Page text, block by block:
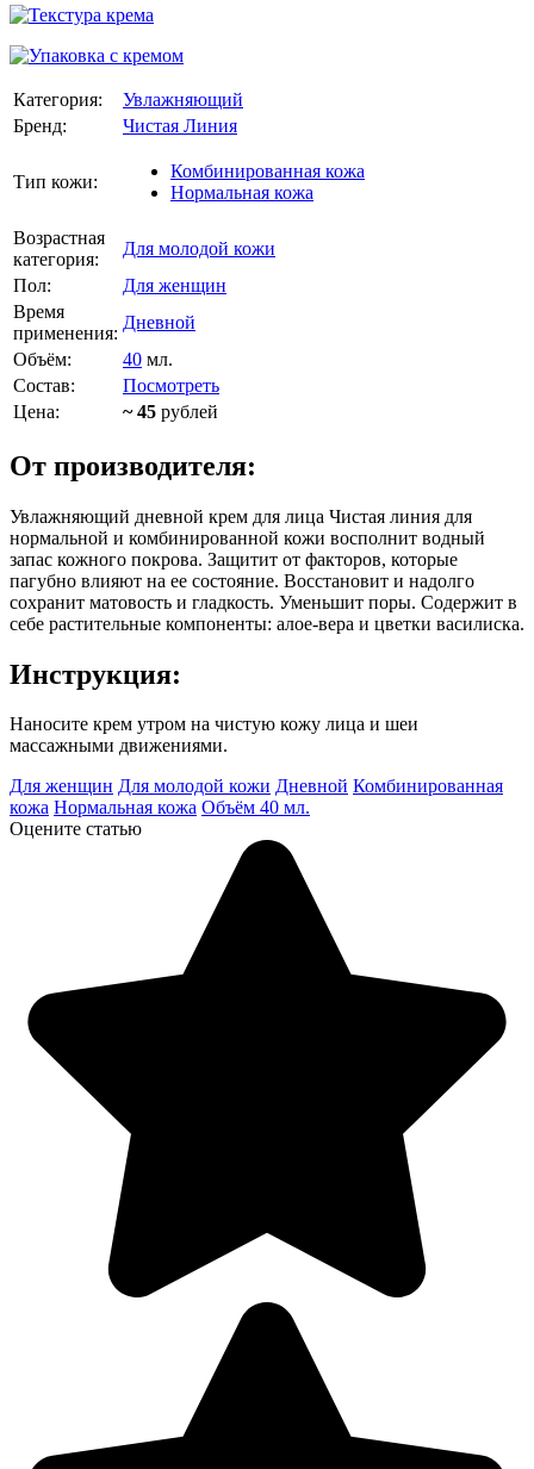
Категория:
Увлажняющий
Бренд:
Чистая Линия
Тип кожи:
Комбинированная кожа
Нормальная кожа
Возрастная
категория:
Для молодой кожи
Пол:
Для женщин
Время
применения:
Дневной
Объём:
40 мл.
Состав:
Посмотреть
Цена:
~ 45 рублей
От производителя:
Увлажняющий дневной крем для лица Чистая линия для
нормальной и комбинированной кожи восполнит водный
запас кожного покрова. Защитит от факторов, которые
пагубно влияют на ее состояние. Восстановит и надолго
сохранит матовость и гладкость. Уменьшит поры. Содержит в
себе растительные компоненты: алое-вера и цветки василиска.
Инструкция:
Наносите крем утром на чистую кожу лица и шеи
массажными движениями.
Для женщин Для молодой кожи Дневной Комбинированная
кожа Нормальная кожа Объём 40 мл.
Оцените статью